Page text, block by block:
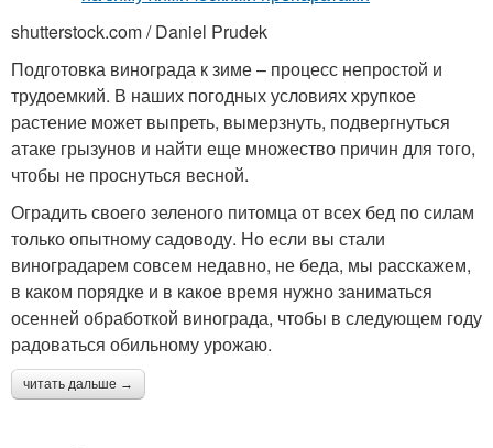
shutterstock.com / Daniel Prudek
Подготовка винограда к зиме – процесс непростой и
трудоемкий. В наших погодных условиях хрупкое
растение может выпреть, вымерзнуть, подвергнуться
атаке грызунов и найти еще множество причин для того,
чтобы не проснуться весной.
Оградить своего зеленого питомца от всех бед по силам
только опытному садоводу. Но если вы стали
виноградарем совсем недавно, не беда, мы расскажем,
в каком порядке и в какое время нужно заниматься
осенней обработкой винограда, чтобы в следующем году
радоваться обильному урожаю.
читать дальше →